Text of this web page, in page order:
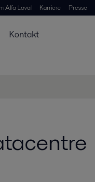
Alfa Laval Karriere Presse
Kontakt